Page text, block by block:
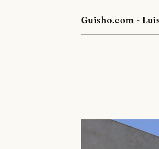
Guisho.com -